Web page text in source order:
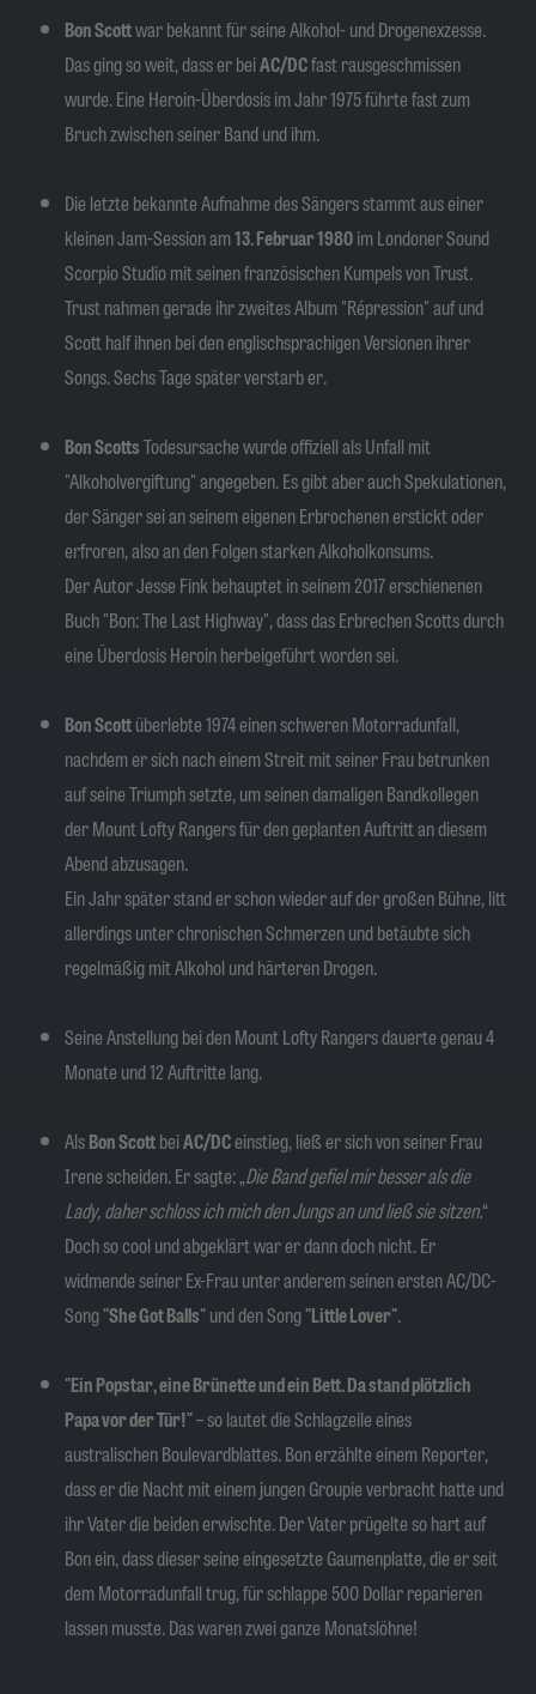
Bon Scottwar bekannt für seine Alkohol- und Drogenexzesse.
Das ging so weit, dass er beiAC/DCfast rausgeschmissen
wurde. Eine Heroin-Überdosis im Jahr 1975 führte fast zum
Bruch zwischen seiner Band und ihm.
Die letzte bekannte Aufnahme des Sängers stammt aus einer
kleinen Jam-Session am13. Februar 1980im Londoner Sound
Scorpio Studio mit seinen französischen Kumpels von Trust.
Trust nahmen gerade ihr zweites Album "Répression" auf und
Scott half ihnen bei den englischsprachigen Versionen ihrer
Songs. Sechs Tage später verstarb er.
Bon ScottsTodesursache wurde offiziell als Unfall mit
"Alkoholvergiftung" angegeben. Es gibt aber auch Spekulationen,
der Sänger sei an seinem eigenen Erbrochenen erstickt oder
erfroren, also an den Folgen starken Alkoholkonsums.
Der Autor Jesse Fink behauptet in seinem 2017 erschienenen
Buch "Bon: The Last Highway", dass das Erbrechen Scotts durch
eine Überdosis Heroin herbeigeführt worden sei.
Bon Scottüberlebte 1974 einen schweren Motorradunfall,
nachdem er sich nach einem Streit mit seiner Frau betrunken
auf seine Triumph setzte, um seinen damaligen Bandkollegen
derMount Lofty Rangers für den geplanten Auftritt an diesem
Abend abzusagen.
Ein Jahr später stand er schon wieder auf der großen Bühne, litt
allerdings unter chronischen Schmerzen und betäubte sich
regelmäßig mit Alkohol und härteren Drogen.
Seine Anstellung bei denMount Lofty Rangers dauerte genau 4
Monate und 12 Auftritte lang.
AlsBon ScottbeiAC/DCeinstieg, ließ er sich von seiner Frau
Irene scheiden. Er sagte: „Die Band gefiel mir besser als die
Lady, daher schloss ich mich den Jungs an und ließ sie sitzen.“
Doch so cool und abgeklärt war er dann doch nicht. Er
widmende seiner Ex-Frau unter anderem seinen ersten AC/DC-
Song"She Got Balls"und den Song"Little Lover".
"Ein Popstar, eine Brünette und ein Bett. Da stand plötzlich
Papa vor der Tür!"– so lautet die Schlagzeile eines
australischen Boulevardblattes. Bon erzählte einem Reporter,
dass er die Nacht mit einem jungen Groupie verbracht hatte und
ihr Vater die beiden erwischte. Der Vater prügelte so hart auf
Bon ein, dass dieser seine eingesetzte Gaumenplatte, die er seit
dem Motorradunfall trug, für schlappe 500 Dollar reparieren
lassen musste. Das waren zwei ganze Monatslöhne!